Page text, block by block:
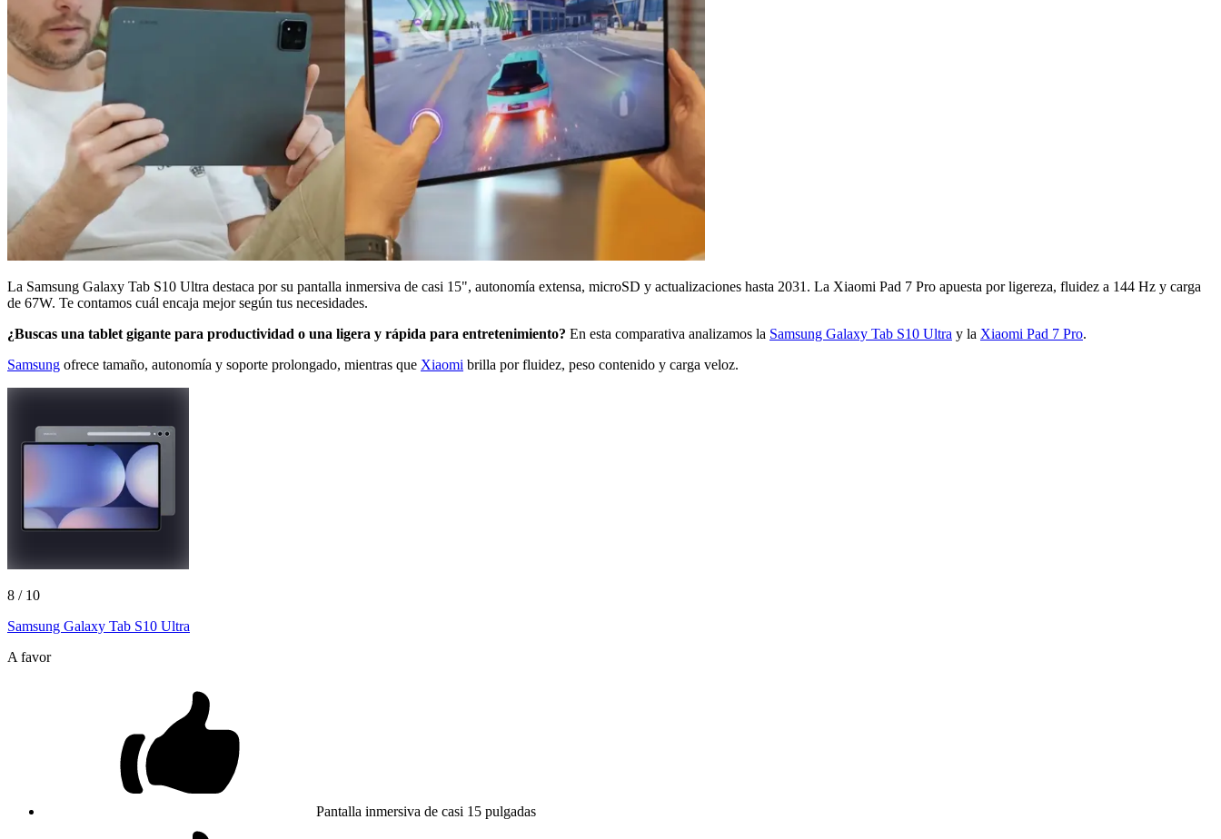
La Samsung Galaxy Tab S10 Ultra destaca por su pantalla inmersiva de casi 15", autonomía extensa, microSD y actualizaciones hasta 2031. La Xiaomi Pad 7 Pro apuesta por ligereza, fluidez a 144 Hz y carga
de 67W. Te contamos cuál encaja mejor según tus necesidades.
¿Buscas una tablet gigante para productividad o una ligera y rápida para entretenimiento? En esta comparativa analizamos la Samsung Galaxy Tab S10 Ultra y la Xiaomi Pad 7 Pro.
Samsung ofrece tamaño, autonomía y soporte prolongado, mientras que Xiaomi brilla por fluidez, peso contenido y carga veloz.
8 / 10
Samsung Galaxy Tab S10 Ultra
A favor
Pantalla inmersiva de casi 15 pulgadas